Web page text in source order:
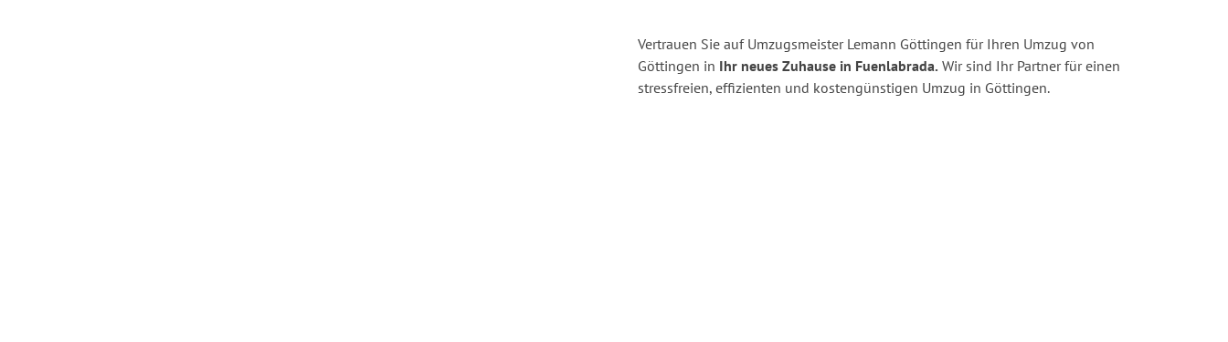
Vertrauen Sie auf Umzugsmeister Lemann Göttingen für Ihren Umzug von
Göttingen in Ihr neues Zuhause in Fuenlabrada. Wir sind Ihr Partner für einen
stressfreien, effizienten und kostengünstigen Umzug in Göttingen.